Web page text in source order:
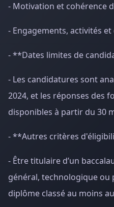
- Motivation et cohérence
- Engagements, activités et
- **Dates limites de
- Les candidatures sont
2024, et les réponses des
disponibles à partir du 30
- **Autres critères
- Être titulaire d’un
général, technologique ou
diplôme classé au moins